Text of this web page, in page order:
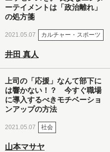
ーテイメントは「政治離れ」
の処方箋
2021.05.07 カルチャー・スポーツ
井田 真人
上司の「応援」なんて部下に
は響かない！？ 今すぐ職場
に導入するべきモチベーショ
ンアップの方法
2021.05.07 社会
山本マサヤ